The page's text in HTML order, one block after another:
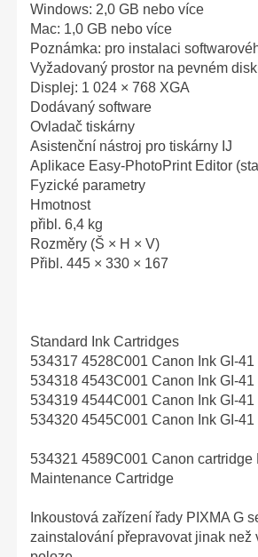
Windows: 2,0 GB nebo více
Mac: 1,0 GB nebo více
Poznámka: pro instalaci
Vyžadovaný prostor na pevném
Displej: 1 024 × 768 XGA
Dodávaný software
Ovladač tiskárny
Asistenční nástroj pro tiskárny IJ
Aplikace Easy-PhotoPrint Editor
Fyzické parametry
Hmotnost
přibl. 6,4 kg
Rozměry (Š × H × V)
Přibl. 445 × 330 × 167
Standard Ink Cartridges
534317 4528C001 Canon Ink GI-41
534318 4543C001 Canon Ink GI-41
534319 4544C001 Canon Ink GI-41
534320 4545C001 Canon Ink GI-
534321 4589C001 Canon cartridge
Maintenance Cartridge
Inkoustová zařízení řady PIXMA G
zainstalování přepravovat jinak než